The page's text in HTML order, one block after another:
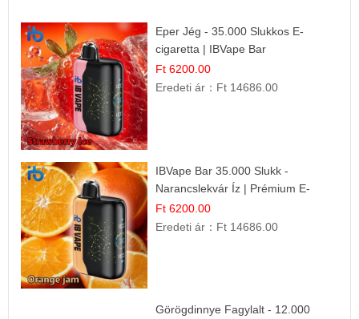
Eper Jég - 35.000 Slukkos E-
cigaretta | IBVape Bar
Ft 6200.00
Eredeti ár： Ft 14686.00
IBVape Bar 35.000 Slukk -
Narancslekvár Íz | Prémium E-
cigaretta
Ft 6200.00
Eredeti ár： Ft 14686.00
Görögdinnye Fagylalt - 12.000